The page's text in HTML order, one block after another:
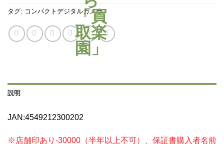
タグ: コンパクトデジタルカメラ
説明
JAN:4549212300202
※店舗印あり-30000（半年以上不可）、保証書購入者名前